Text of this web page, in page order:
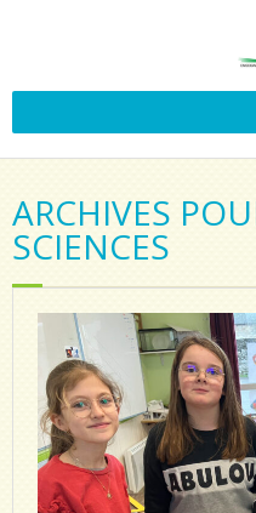
ARCHIVES
SCIENCES